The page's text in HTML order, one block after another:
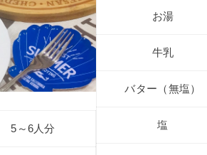
5～6人分
お湯
牛乳
バター（無塩）
塩